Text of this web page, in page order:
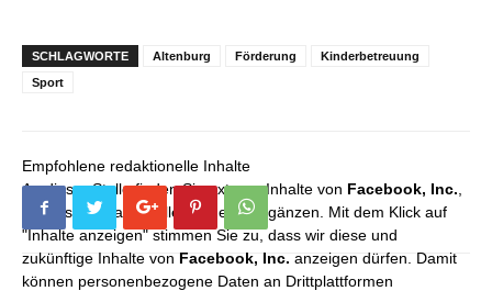
SCHLAGWORTE Altenburg Förderung
Kinderbetreuung
Sport
Empfohlene redaktionelle Inhalte
An dieser Stelle finden Sie externe Inhalte von Facebook, Inc.
die unser redaktionelles Angebot ergänzen. Mit dem Klick auf
"Inhalte anzeigen" stimmen Sie zu, dass wir diese und
zukünftige Inhalte von Facebook, Inc. anzeigen dürfen. Damit
können personenbezogene Daten an Drittplattformen